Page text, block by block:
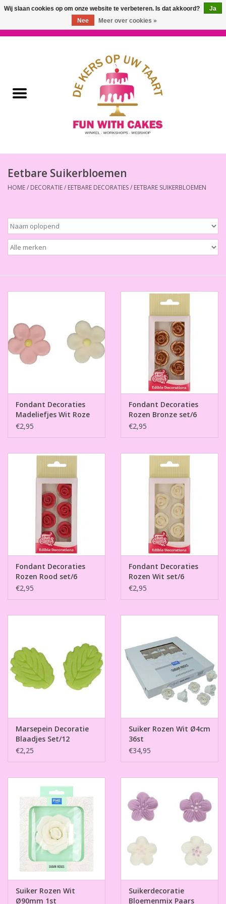
Workshops & Cursussen
Decoreer Gereedschap
Presentatie en Verpakkingen
Thema's
Aanbiedingen
Cadeaubonnen
Merken
Eetbare Suikerbloemen
HOME/ DECORATIE/ EETBARE DECORATIES/ EETBARE SUIKERBLOEMEN
Fondant Decoraties
Madeliefjes Wit Roze
set/12
€2,95
Fondant Decoraties
Rozen Bronze set/6
€2,95
Fondant Decoraties
Rozen Rood set/6
€2,95
Fondant Decoraties
Rozen Wit set/6
€2,95
Marsepein Decoratie
Blaadjes Set/12
€2,25
Suiker Rozen Wit Ø4cm
36st
€34,95
Suiker Rozen Wit
Ø90mm 1st
Suikerdecoratie
Bloemenmix Paars
Wij slaan cookies op om onze website te verbeteren. Is dat akkoord?
Ja
Nee
Meer over cookies »